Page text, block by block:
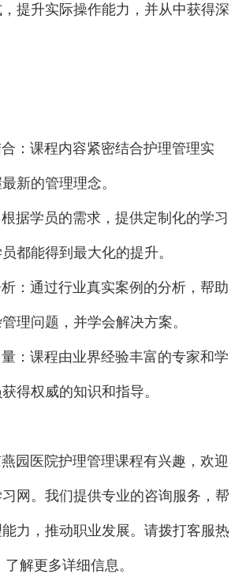
提升实际操作能力，并从中获得深
：课程内容紧密结合护理管理实
新的管理理念。
据学员的需求，提供定制化的学习
都能得到最大化的提升。
：通过行业真实案例的分析，帮助
理问题，并学会解决方案。
：课程由业界经验丰富的专家和学
得权威的知识和指导。
园医院护理管理课程有兴趣，欢迎
网。我们提供专业的咨询服务，帮
力，推动职业发展。请拨打客服热
解更多详细信息。